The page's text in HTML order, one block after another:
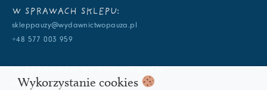
W SPRAWACH SKLEPU:
skleppauzy@wydawnictwopauza.pl
+48 577 003 959
info@wydawnictwopauza.pl
Wykorzystanie cookies